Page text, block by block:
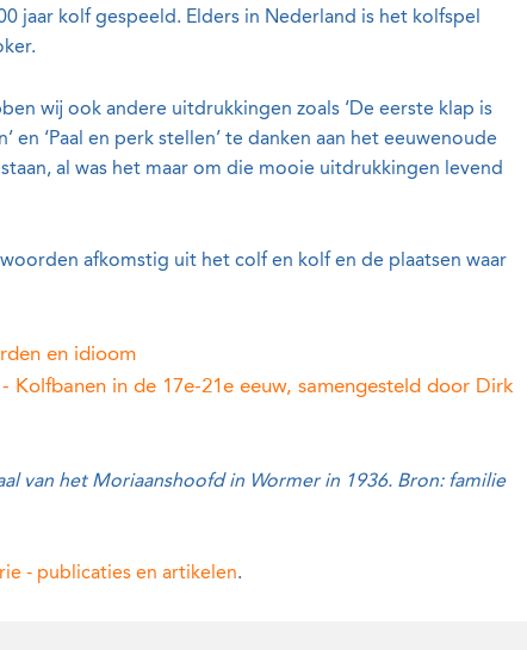
jaar kolf gespeeld. Elders in Nederland is het kolfspel
wij ook andere uitdrukkingen zoals ‘De eerste klap is
en ‘Paal en perk stellen’ te danken aan het eeuwenoude
al was het maar om die mooie uitdrukkingen levend
afkomstig uit het colf en kolf en de plaatsen waar
en idioom
Kolfbanen in de 17e-21e eeuw, samengesteld door Dirk
van het Moriaanshoofd in Wormer in 1936. Bron: familie
- publicaties en artikelen.